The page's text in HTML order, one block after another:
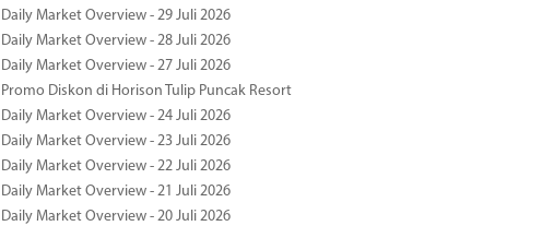
Daily Market Overview - 29 Juli 2026
Daily Market Overview - 28 Juli 2026
Daily Market Overview - 27 Juli 2026
Promo Diskon di Horison Tulip Puncak Resort
Daily Market Overview - 24 Juli 2026
Daily Market Overview - 23 Juli 2026
Daily Market Overview - 22 Juli 2026
Daily Market Overview - 21 Juli 2026
Daily Market Overview - 20 Juli 2026